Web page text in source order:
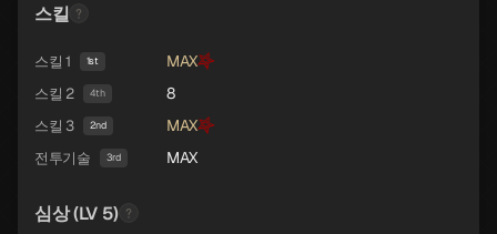
스킬
스킬 1 1st MAX
스킬 2 4th 8
스킬 3 2nd MAX
전투기술 3rd MAX
심상 (LV 5)